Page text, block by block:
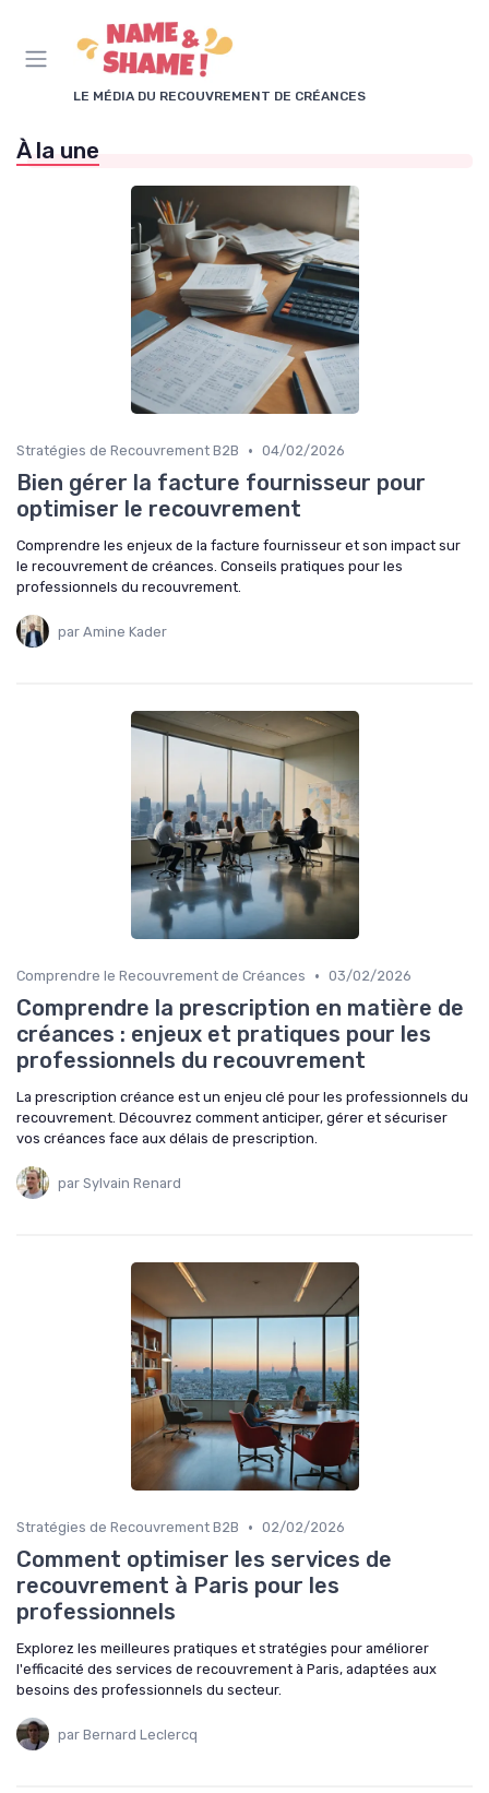
LE MÉDIA DU RECOUVREMENT DE CRÉANCES
À la une
Stratégies de Recouvrement B2B • 04/02/2026
Bien gérer la facture fournisseur pour
optimiser le recouvrement
Comprendre les enjeux de la facture fournisseur et son impact sur
le recouvrement de créances. Conseils pratiques pour les
professionnels du recouvrement.
par Amine Kader
Comprendre le Recouvrement de Créances • 03/02/2026
Comprendre la prescription en matière de
créances : enjeux et pratiques pour les
professionnels du recouvrement
La prescription créance est un enjeu clé pour les professionnels du
recouvrement. Découvrez comment anticiper, gérer et sécuriser
vos créances face aux délais de prescription.
par Sylvain Renard
Stratégies de Recouvrement B2B • 02/02/2026
Comment optimiser les services de
recouvrement à Paris pour les
professionnels
Explorez les meilleures pratiques et stratégies pour améliorer
l'efficacité des services de recouvrement à Paris, adaptées aux
besoins des professionnels du secteur.
par Bernard Leclercq